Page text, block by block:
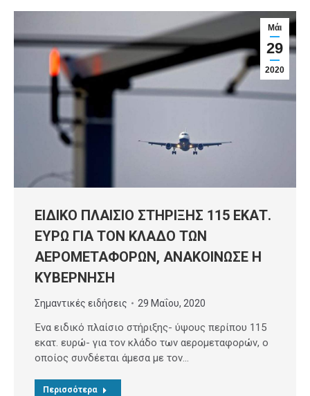
Μάι
29
2020
ΕΙΔΙΚΟ ΠΛΑΙΣΙΟ ΣΤΗΡΙΞΗΣ 115 ΕΚΑΤ.
ΕΥΡΩ ΓΙΑ ΤΟΝ ΚΛΑΔΟ ΤΩΝ
ΑΕΡΟΜΕΤΑΦΟΡΩΝ, ΑΝΑΚΟΙΝΩΣΕ Η
ΚΥΒΕΡΝΗΣΗ
Σημαντικές ειδήσεις 29 Μαΐου, 2020
Ένα ειδικό πλαίσιο στήριξης- ύψους περίπου 115
εκατ. ευρώ- για τον κλάδο των αερομεταφορών, ο
οποίος συνδέεται άμεσα με τον…
Περισσότερα